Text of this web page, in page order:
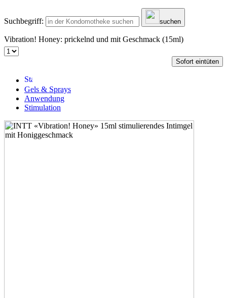
Suchbegriff: suchen
Vibration! Honey: prickelnd und mit Geschmack (15ml)
Sofort eintüten
Gels & Sprays
Anwendung
Stimulation